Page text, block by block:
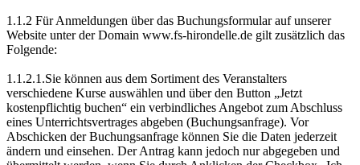
1.1.2 Für Anmeldungen über das Buchungsformular auf unserer
Website unter der Domain www.fs-hirondelle.de gilt zusätzlich das
Folgende:
1.1.2.1.Sie können aus dem Sortiment des Veranstalters
verschiedene Kurse auswählen und über den Button „Jetzt
kostenpflichtig buchen“ ein verbindliches Angebot zum Abschluss
eines Unterrichtsvertrages abgeben (Buchungsanfrage). Vor
Abschicken der Buchungsanfrage können Sie die Daten jederzeit
ändern und einsehen. Der Antrag kann jedoch nur abgegeben und